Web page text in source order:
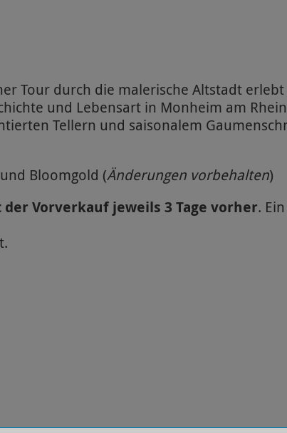
Tour durch die malerische Altstadt erlebt
und Lebensart in Monheim am
Tellern und saisonalem
Bloomgold (Änderungen vorbehalten)
der Vorverkauf jeweils 3 Tage vorher. Ein